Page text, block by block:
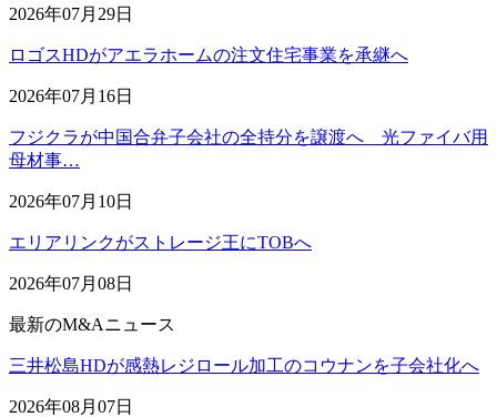
2026年07月29日
ロゴスHDがアエラホームの注文住宅事業を承継へ
2026年07月16日
フジクラが中国合弁子会社の全持分を譲渡へ 光ファイバ用
母材事…
2026年07月10日
エリアリンクがストレージ王にTOBへ
2026年07月08日
最新のM&Aニュース
三井松島HDが感熱レジロール加工のコウナンを子会社化へ
2026年08月07日